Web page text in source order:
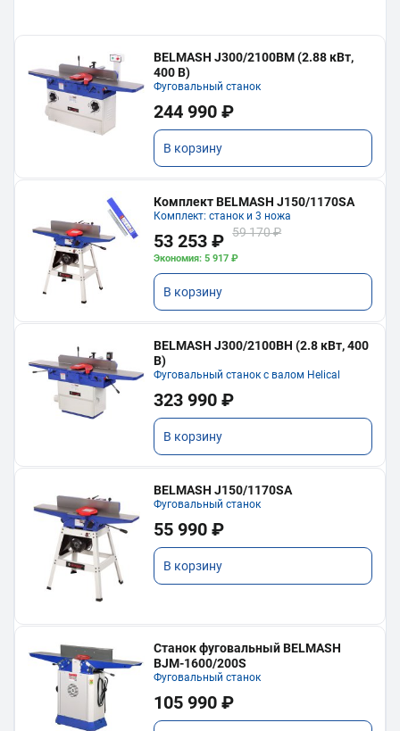
BELMASH J300/2100ВМ (2.88 кВт,
400 В)
Фуговальный станок
244 990 ₽
В корзину
Комплект BELMASH J150/1170SA
Комплект: станок и 3 ножа
53 253 ₽ 59 170 ₽
Экономия: 5 917 ₽
В корзину
BELMASH J300/2100ВH (2.8 кВт, 400
В)
Фуговальный станок с валом Helical
323 990 ₽
В корзину
BELMASH J150/1170SA
Фуговальный станок
55 990 ₽
В корзину
Станок фуговальный BELMASH
BJM-1600/200S
Фуговальный станок
105 990 ₽